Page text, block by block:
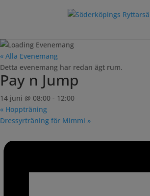
« Alla Evenemang
Detta evenemang har redan ägt rum.
Pay n Jump
14 juni @ 08:00 - 12:00
« Hoppträning
Dressyrträning för Mimmi »